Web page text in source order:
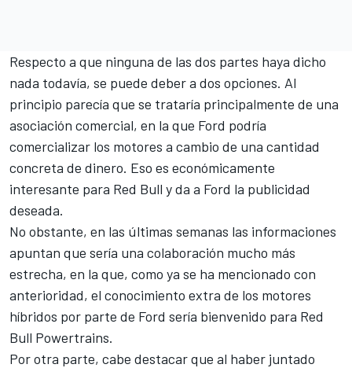
Respecto a que ninguna de las dos partes haya dicho
nada todavía, se puede deber a dos opciones. Al
principio parecía que se trataría principalmente de una
asociación comercial, en la que Ford podría
comercializar los motores a cambio de una cantidad
concreta de dinero. Eso es económicamente
interesante para Red Bull y da a Ford la publicidad
deseada.
No obstante, en las últimas semanas las informaciones
apuntan que sería una colaboración mucho más
estrecha, en la que, como ya se ha mencionado con
anterioridad, el conocimiento extra de los motores
híbridos por parte de Ford sería bienvenido para Red
Bull Powertrains.
Por otra parte, cabe destacar que al haber juntado